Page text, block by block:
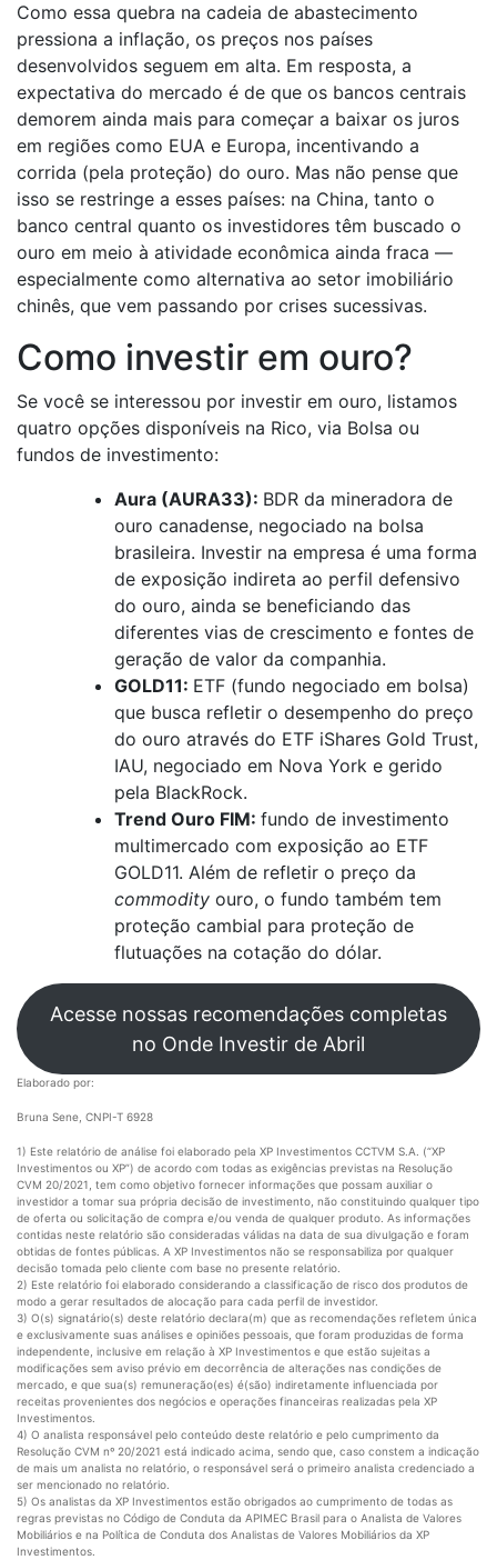
Como essa quebra na cadeia de abastecimento
pressiona a inflação, os preços nos países
desenvolvidos seguem em alta. Em resposta, a
expectativa do mercado é de que os bancos centrais
demorem ainda mais para começar a baixar os juros
em regiões como EUA e Europa, incentivando a
corrida (pela proteção) do ouro. Mas não pense que
isso se restringe a esses países: na China, tanto o
banco central quanto os investidores têm buscado o
ouro em meio à atividade econômica ainda fraca —
especialmente como alternativa ao setor imobiliário
chinês, que vem passando por crises sucessivas.
Como investir em ouro?
Se você se interessou por investir em ouro, listamos
quatro opções disponíveis na Rico, via Bolsa ou
fundos de investimento:
Aura (AURA33): BDR da mineradora de
ouro canadense, negociado na bolsa
brasileira. Investir na empresa é uma forma
de exposição indireta ao perfil defensivo
do ouro, ainda se beneficiando das
diferentes vias de crescimento e fontes de
geração de valor da companhia.
GOLD11: ETF (fundo negociado em bolsa)
que busca refletir o desempenho do preço
do ouro através do ETF iShares Gold Trust,
IAU, negociado em Nova York e gerido
pela BlackRock.
Trend Ouro FIM: fundo de investimento
multimercado com exposição ao ETF
GOLD11. Além de refletir o preço da
commodity ouro, o fundo também tem
proteção cambial para proteção de
flutuações na cotação do dólar.
Acesse nossas recomendações completas
no Onde Investir de Abril
Elaborado por:
Bruna Sene, CNPI-T 6928
1) Este relatório de análise foi elaborado pela XP Investimentos CCTVM S.A. (“XP
Investimentos ou XP”) de acordo com todas as exigências previstas na Resolução
CVM 20/2021, tem como objetivo fornecer informações que possam auxiliar o
investidor a tomar sua própria decisão de investimento, não constituindo qualquer tipo
de oferta ou solicitação de compra e/ou venda de qualquer produto. As informações
contidas neste relatório são consideradas válidas na data de sua divulgação e foram
obtidas de fontes públicas. A XP Investimentos não se responsabiliza por qualquer
decisão tomada pelo cliente com base no presente relatório.
2) Este relatório foi elaborado considerando a classificação de risco dos produtos de
modo a gerar resultados de alocação para cada perfil de investidor.
3) O(s) signatário(s) deste relatório declara(m) que as recomendações refletem única
e exclusivamente suas análises e opiniões pessoais, que foram produzidas de forma
independente, inclusive em relação à XP Investimentos e que estão sujeitas a
modificações sem aviso prévio em decorrência de alterações nas condições de
mercado, e que sua(s) remuneração(es) é(são) indiretamente influenciada por
receitas provenientes dos negócios e operações financeiras realizadas pela XP
Investimentos.
4) O analista responsável pelo conteúdo deste relatório e pelo cumprimento da
Resolução CVM nº 20/2021 está indicado acima, sendo que, caso constem a indicação
de mais um analista no relatório, o responsável será o primeiro analista credenciado a
ser mencionado no relatório.
5) Os analistas da XP Investimentos estão obrigados ao cumprimento de todas as
regras previstas no Código de Conduta da APIMEC Brasil para o Analista de Valores
Mobiliários e na Política de Conduta dos Analistas de Valores Mobiliários da XP
Investimentos.